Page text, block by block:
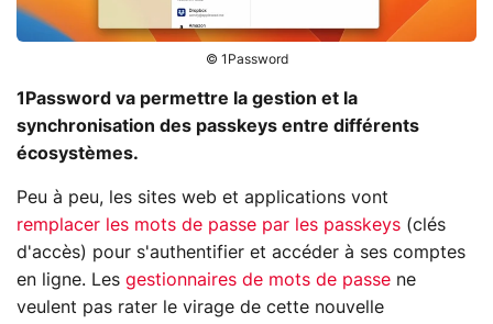
© 1Password
1Password va permettre la gestion et la
synchronisation des passkeys entre différents
écosystèmes.
Peu à peu, les sites web et applications vont
remplacer les mots de passe par les passkeys (clés
d'accès) pour s'authentifier et accéder à ses comptes
en ligne. Les gestionnaires de mots de passe ne
veulent pas rater le virage de cette nouvelle